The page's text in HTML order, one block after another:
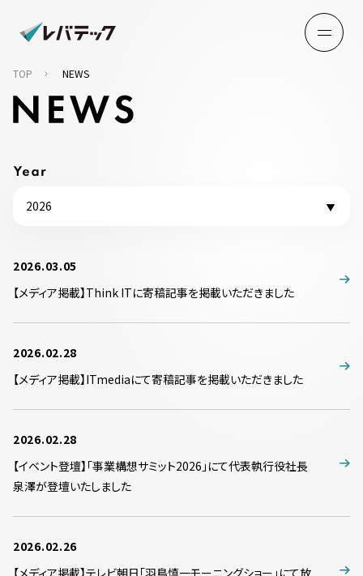
TOP NEWS
2026
2026.03.05
【メディア掲載】Think ITに寄稿記事を掲載いただきました
2026.02.28
【メディア掲載】ITmediaにて寄稿記事を掲載いただきました
2026.02.28
【イベント登壇】「事業構想サミット2026」にて代表執行役社長
泉澤が登壇いたしました
2026.02.26
【メディア掲載】テレビ朝日「羽鳥慎一モーニングショー」にて放